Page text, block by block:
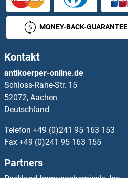
HPR ELISA Kits
HPS1 ELISA Kits
HPS3 ELISA Kits
HPS4 ELISA Kits
HPS5 ELISA Kits
HPS6 ELISA Kits
HPSE ELISA Kits
MONEY-BACK-GUARANTEE
Kontakt
antikoerper-online.de
Schloss-Rahe-Str. 15
52072, Aachen
Deutschland
Telefon +49 (0)241 95 163 153
Fax +49 (0)241 95 163 155
Partners